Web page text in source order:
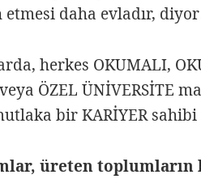
daha evladır,
herkes OKUMALI,
ÖZEL ÜNİVERSİTE
bir KARİYER sahibi
üreten toplumların